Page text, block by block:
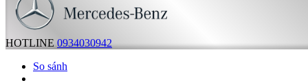
HOTLINE 0934030942
So sánh